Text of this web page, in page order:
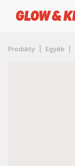
Produkty Egyéb